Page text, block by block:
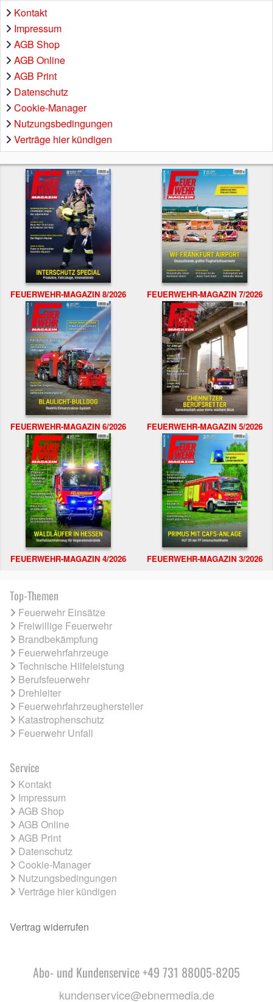
Kontakt
Impressum
AGB Shop
AGB Online
AGB Print
Datenschutz
Cookie-Manager
Nutzungsbedingungen
Verträge hier kündigen
FEUERWEHR-MAGAZIN 8/2026 FEUERWEHR-MAGAZIN 7/2026
FEUERWEHR-MAGAZIN 6/2026 FEUERWEHR-MAGAZIN 5/2026
FEUERWEHR-MAGAZIN 4/2026 FEUERWEHR-MAGAZIN 3/2026
Top-Themen
Feuerwehr Einsätze
Freiwillige Feuerwehr
Brandbekämpfung
Feuerwehrfahrzeuge
Technische Hilfeleistung
Berufsfeuerwehr
Drehleiter
Feuerwehrfahrzeughersteller
Katastrophenschutz
Feuerwehr Unfall
Service
Kontakt
Impressum
AGB Shop
AGB Online
AGB Print
Datenschutz
Cookie-Manager
Nutzungsbedingungen
Verträge hier kündigen
Vertrag widerrufen
Abo- und Kundenservice +49 731 88005-8205
kundenservice@ebnermedia.de